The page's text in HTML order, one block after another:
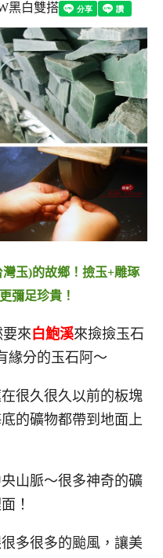
黑白雙搭
玉)的故鄉！撿玉+雕琢
彌足珍貴！
來白鮑溪來撿撿玉石
緣分的玉石阿～
很久很久以前的板塊
的礦物都帶到地面上
山脈～很多神奇的礦
！
多很多的颱風，讓美